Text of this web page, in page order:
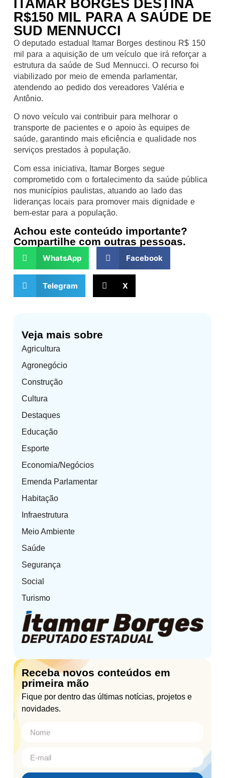
Veja mais sobre
Agricultura
Agronegócio
Construção
Cultura
Destaques
Educação
Esporte
Economia/Negócios
Emenda Parlamentar
Habitação
Infraestrutura
Meio Ambiente
Saúde
Segurança
Social
Turismo
Receba novos conteúdos em
primeira mão
Fique por dentro das últimas notícias, projetos e
novidades.
ITAMAR BORGES DESTINA
R$150 MIL PARA A SAÚDE DE
SUD MENNUCCI
O deputado estadual Itamar Borges destinou R$ 150
mil para a aquisição de um veículo que irá reforçar a
estrutura da saúde de Sud Mennucci. O recurso foi
viabilizado por meio de emenda parlamentar,
atendendo ao pedido dos vereadores Valéria e
Antônio.
O novo veículo vai contribuir para melhorar o
transporte de pacientes e o apoio às equipes de
saúde, garantindo mais eficiência e qualidade nos
serviços prestados à população.
Com essa iniciativa, Itamar Borges segue
comprometido com o fortalecimento da saúde pública
nos municípios paulistas, atuando ao lado das
lideranças locais para promover mais dignidade e
bem-estar para a população.
Achou este conteúdo importante?
Compartilhe com outras pessoas.
WhatsApp Facebook
Telegram X